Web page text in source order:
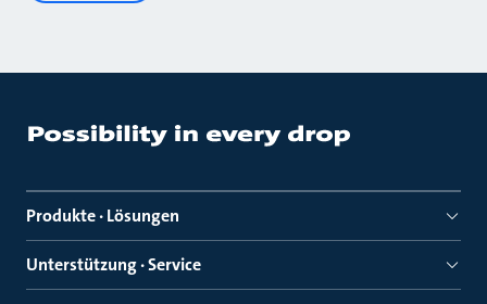
Produkte · Lösungen
Unterstützung · Service